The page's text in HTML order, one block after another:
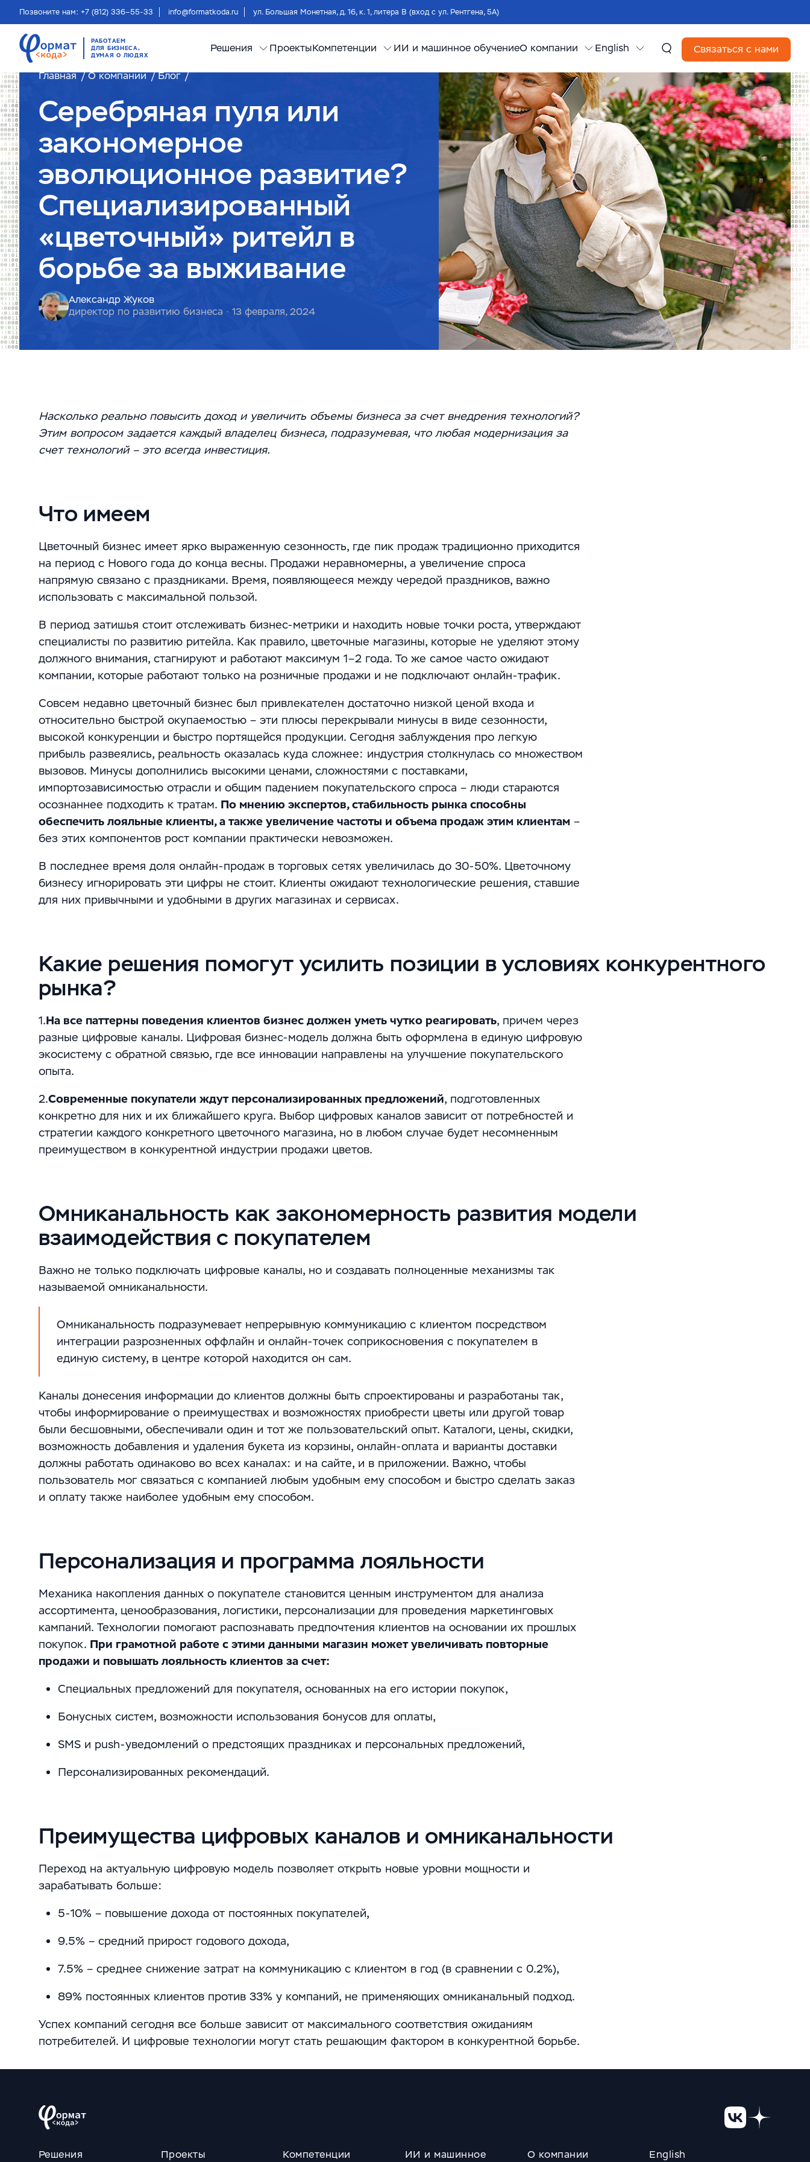
Позвоните нам: +7 (812) 336–55-33 info@formatkoda.ru ул. Большая Монетная, д. 16, к. 1, литера В (вход с ул. Рентгена, 5А)
РАБОТАЕМ
ДЛЯ БИЗНЕСА,
ДУМАЯ О ЛЮДЯХ
Решения ПроектыКомпетенции ИИ и машинное обучениеО компании English Связаться с нами
Главная О компании Блог
Серебряная пуля или
закономерное
эволюционное развитие?
Специализированный
«цветочный» ритейл в
борьбе за выживание
Александр Жуков
директор по развитию бизнеса · 13 февраля, 2024
Насколько реально повысить доход и увеличить объемы бизнеса за счет внедрения технологий?
Этим вопросом задается каждый владелец бизнеса, подразумевая, что любая модернизация за
счет технологий – это всегда инвестиция.
Что имеем
Цветочный бизнес имеет ярко выраженную сезонность, где пик продаж традиционно приходится
на период с Нового года до конца весны. Продажи неравномерны, а увеличение спроса
напрямую связано с праздниками. Время, появляющееся между чередой праздников, важно
использовать с максимальной пользой.
В период затишья стоит отслеживать бизнес-метрики и находить новые точки роста, утверждают
специалисты по развитию ритейла. Как правило, цветочные магазины, которые не уделяют этому
должного внимания, стагнируют и работают максимум 1–2 года. То же самое часто ожидают
компании, которые работают только на розничные продажи и не подключают онлайн-трафик.
Совсем недавно цветочный бизнес был привлекателен достаточно низкой ценой входа и
относительно быстрой окупаемостью – эти плюсы перекрывали минусы в виде сезонности,
высокой конкуренции и быстро портящейся продукции. Сегодня заблуждения про легкую
прибыль развеялись, реальность оказалась куда сложнее: индустрия столкнулась со множеством
вызовов. Минусы дополнились высокими ценами, сложностями с поставками,
импортозависимостью отрасли и общим падением покупательского спроса – люди стараются
осознаннее подходить к тратам. По мнению экспертов, стабильность рынка способны
обеспечить лояльные клиенты, а также увеличение частоты и объема продаж этим клиентам –
без этих компонентов рост компании практически невозможен.
В последнее время доля онлайн-продаж в торговых сетях увеличилась до 30-50%. Цветочному
бизнесу игнорировать эти цифры не стоит. Клиенты ожидают технологические решения, ставшие
для них привычными и удобными в других магазинах и сервисах.
Какие решения помогут усилить позиции в условиях конкурентного
рынка?
1.На все паттерны поведения клиентов бизнес должен уметь чутко реагировать, причем через
разные цифровые каналы. Цифровая бизнес-модель должна быть оформлена в единую цифровую
экосистему с обратной связью, где все инновации направлены на улучшение покупательского
опыта.
2.Современные покупатели ждут персонализированных предложений, подготовленных
конкретно для них и их ближайшего круга. Выбор цифровых каналов зависит от потребностей и
стратегии каждого конкретного цветочного магазина, но в любом случае будет несомненным
преимуществом в конкурентной индустрии продажи цветов.
Омниканальность как закономерность развития модели
взаимодействия с покупателем
Важно не только подключать цифровые каналы, но и создавать полноценные механизмы так
называемой омниканальности.
Омниканальность подразумевает непрерывную коммуникацию с клиентом посредством
интеграции разрозненных оффлайн и онлайн-точек соприкосновения с покупателем в
единую систему, в центре которой находится он сам.
Каналы донесения информации до клиентов должны быть спроектированы и разработаны так,
чтобы информирование о преимуществах и возможностях приобрести цветы или другой товар
были бесшовными, обеспечивали один и тот же пользовательский опыт. Каталоги, цены, скидки,
возможность добавления и удаления букета из корзины, онлайн-оплата и варианты доставки
должны работать одинаково во всех каналах: и на сайте, и в приложении. Важно, чтобы
пользователь мог связаться с компанией любым удобным ему способом и быстро сделать заказ
и оплату также наиболее удобным ему способом.
Персонализация и программа лояльности
Механика накопления данных о покупателе становится ценным инструментом для анализа
ассортимента, ценообразования, логистики, персонализации для проведения маркетинговых
кампаний. Технологии помогают распознавать предпочтения клиентов на основании их прошлых
покупок. При грамотной работе с этими данными магазин может увеличивать повторные
продажи и повышать лояльность клиентов за счет:
Специальных предложений для покупателя, основанных на его истории покупок,
Бонусных систем, возможности использования бонусов для оплаты,
SMS и push-уведомлений о предстоящих праздниках и персональных предложений,
Персонализированных рекомендаций.
Преимущества цифровых каналов и омниканальности
Переход на актуальную цифровую модель позволяет открыть новые уровни мощности и
зарабатывать больше:
5-10% – повышение дохода от постоянных покупателей,
9.5% – средний прирост годового дохода,
7.5% – среднее снижение затрат на коммуникацию с клиентом в год (в сравнении с 0.2%),
89% постоянных клиентов против 33% у компаний, не применяющих омниканальный подход.
Успех компаний сегодня все больше зависит от максимального соответствия ожиданиям
потребителей. И цифровые технологии могут стать решающим фактором в конкурентной борьбе.
Решения Проекты Компетенции
ИИ и машинное
О компании English